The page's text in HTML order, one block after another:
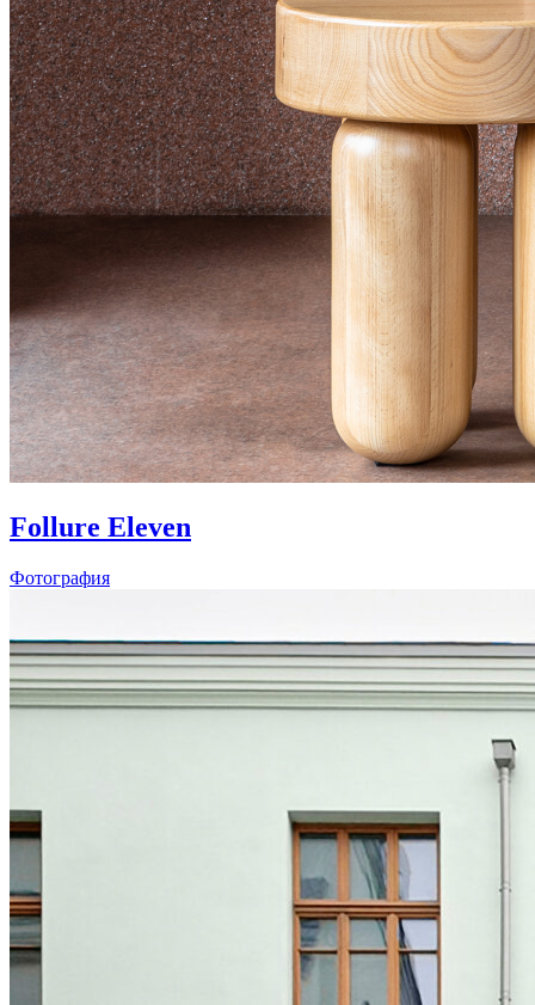
Follure Eleven
Фотография